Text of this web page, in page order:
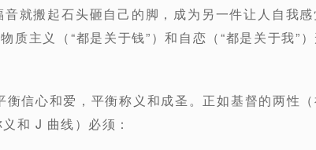
就搬起石头砸自己的脚，成为另一件让人自我
质主义（“都是关于钱”）和自恋（“都是关于我”
衡信心和爱，平衡称义和成圣。正如基督的两性
和 J 曲线）必须：